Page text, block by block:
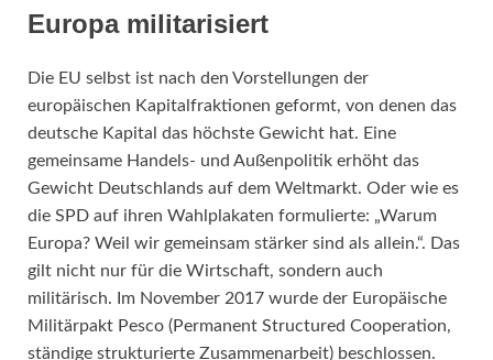
Europa militarisiert
Die EU selbst ist nach den Vorstellungen der
europäischen Kapitalfraktionen geformt, von denen das
deutsche Kapital das höchste Gewicht hat. Eine
gemeinsame Handels- und Außenpolitik erhöht das
Gewicht Deutschlands auf dem Weltmarkt. Oder wie es
die SPD auf ihren Wahlplakaten formulierte: „Warum
Europa? Weil wir gemeinsam stärker sind als allein.“. Das
gilt nicht nur für die Wirtschaft, sondern auch
militärisch. Im November 2017 wurde der Europäische
Militärpakt Pesco (Permanent Structured Cooperation,
ständige strukturierte Zusammenarbeit) beschlossen.